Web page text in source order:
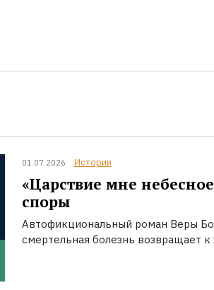
01.07.2026 Истории
«Царствие мне
споры
Автофикциональный роман Веры
смертельная болезнь возвращает к